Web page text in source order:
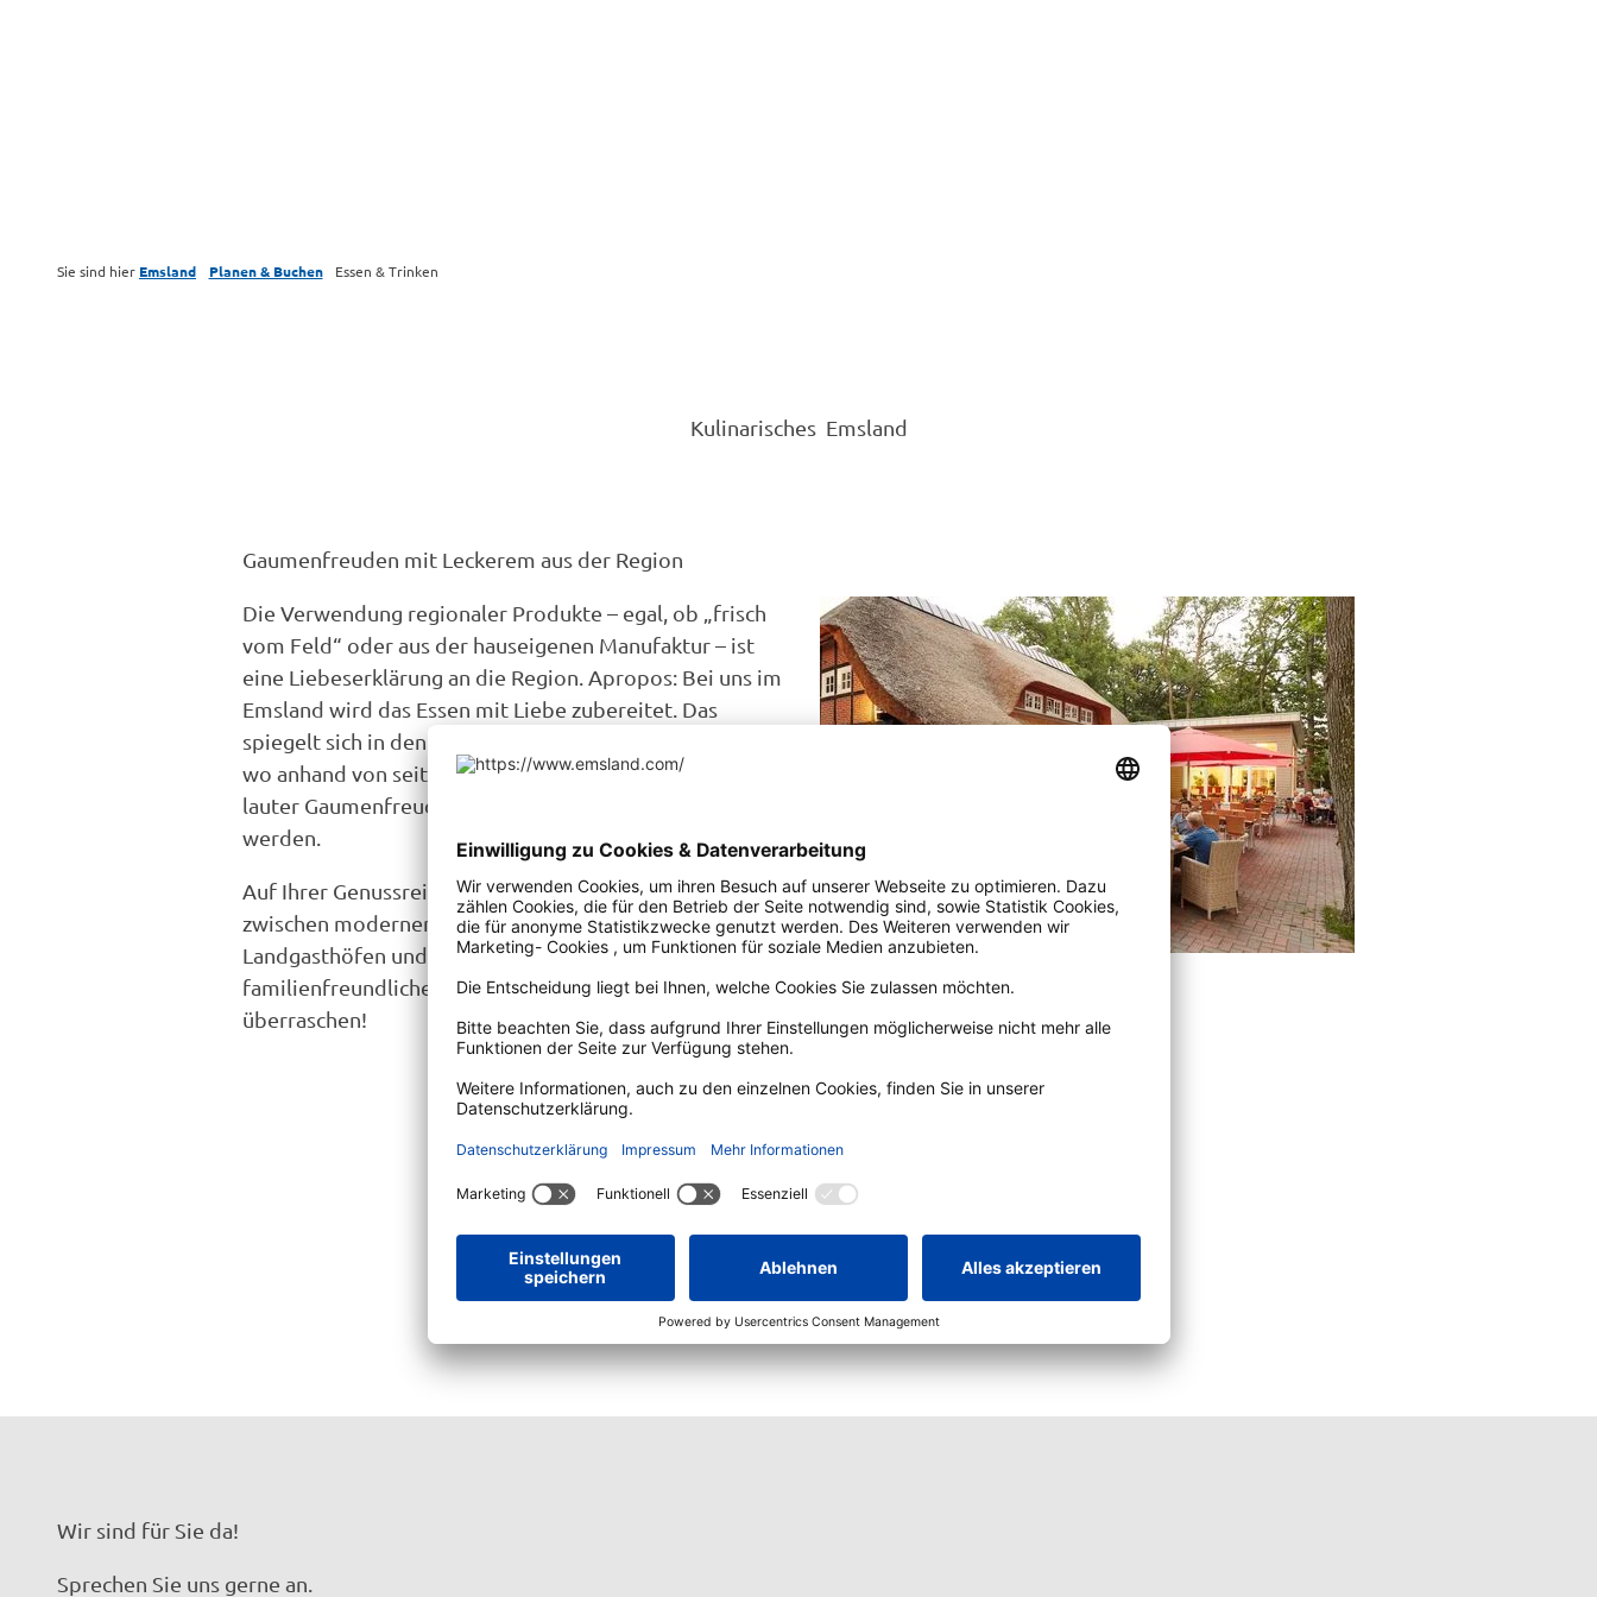
Sie sind hier Emsland Planen & Buchen Essen & Trinken
Kulinarisches Emsland
Gaumenfreuden mit Leckerem aus der Region
Die Verwendung regionaler Produkte – egal, ob „frisch
vom Feld“ oder aus der hauseigenen Manufaktur – ist
eine Liebeserklärung an die Region. Apropos: Bei uns im
Emsland wird das Essen mit Liebe zubereitet. Das
spiegelt sich in den Küchen vieler Familienbetriebe wider,
wo anhand von seit Generationen überlieferter Rezepte
lauter Gaumenfreuden gekocht, gebraten oder gedämpft
werden.
Auf Ihrer Genussreise im Emsland haben Sie die Wahl
zwischen modernen Restaurants, gemütlichen
Landgasthöfen und urigen Gasthäusern bis hin zu
familienfreundlichen Hofcafés. Lassen Sie sich
überraschen!
Wir sind für Sie da!
Sprechen Sie uns gerne an.